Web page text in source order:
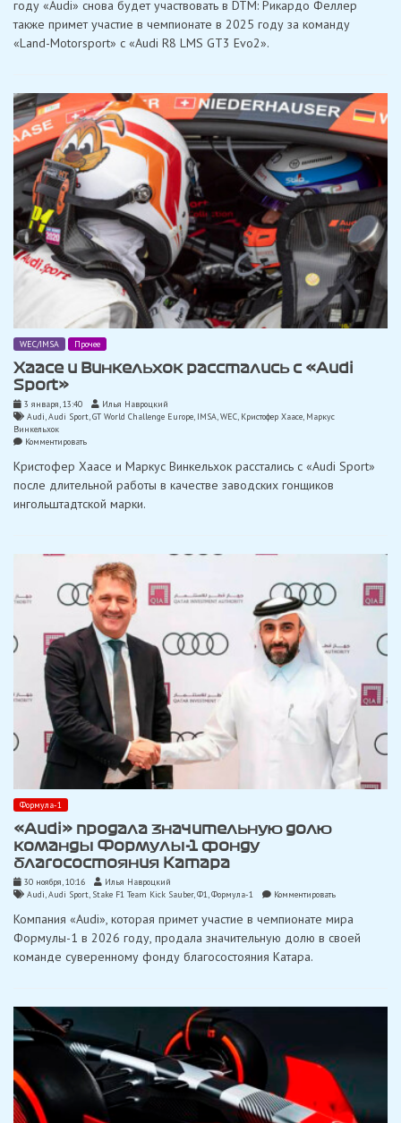
году «Audi» снова будет участвовать в DTM: Рикардо Феллер
также примет участие в чемпионате в 2025 году за команду
«Land-Motorsport» с «Audi R8 LMS GT3 Evo2».
WEC/IMSA Прочее
Хаасе и Винкельхок расстались с «Audi
Sport»
3 января, 13:40
Илья Навроцкий
Audi,Audi Sport,GT World Challenge Europe, IMSA,WEC, Кристофер Хаасе, Маркус
Винкельхок
Комментироватьon
и
Винкельхок
расстались
с
Кристофер Хаасе и Маркус Винкельхок расстались с «Audi Sport»
после длительной работы в качестве заводских гонщиков
ингольштадтской марки.
Формула-1
«Audi» продала значительную долю
команды Формулы-1 фонду
благосостояния Катара
30 ноября, 10:16
Илья Навроцкий
Audi,Audi Sport, Stake F1 Team Kick Sauber,Ф1,Формула-1 Комментироватьon
продала
значительную
долю
Катара
Компания «Audi», которая примет участие в чемпионате мира
Формулы-1 в 2026 году, продала значительную долю в своей
команде суверенному фонду благосостояния Катара.